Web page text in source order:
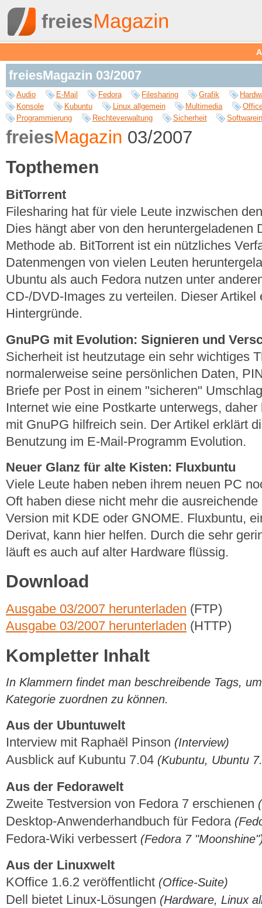
freiesMagazin 03/2007
Audio E-Mail Fedora Filesharing Grafik
Konsole
Kubuntu Linux allgemein Multimedia
Programmierung
Rechteverwaltung Sicherheit
freiesMagazin 03/2007
Topthemen
BitTorrent
Filesharing hat für viele Leute inzwischen
Dies hängt aber von den heruntergeladenen
Methode ab. BitTorrent ist ein nützliches
Datenmengen von vielen Leuten
Ubuntu als auch Fedora nutzen unter
CD-/DVD-Images zu verteilen. Dieser Artikel
Hintergründe.
GnuPG mit Evolution: Signieren und
Sicherheit ist heutzutage ein sehr wichtiges
normalerweise seine persönlichen Daten,
Briefe per Post in einem "sicheren"
Internet wie eine Postkarte unterwegs,
mit GnuPG hilfreich sein. Der Artikel erklärt
Benutzung im E-Mail-Programm Evolution.
Neuer Glanz für alte Kisten: Fluxbuntu
Viele Leute haben neben ihrem neuen PC
Oft haben diese nicht mehr die
Version mit KDE oder GNOME. Fluxbuntu,
Derivat, kann hier helfen. Durch die sehr
läuft es auch auf alter Hardware flüssig.
Download
Ausgabe 03/2007 herunterladen (FTP)
Ausgabe 03/2007 herunterladen (HTTP)
Kompletter Inhalt
In Klammern findet man beschreibende Tags,
Kategorie zuordnen zu können.
Aus der Ubuntuwelt
Interview mit Raphaël Pinson (Interview)
Ausblick auf Kubuntu 7.04 (Kubuntu, Ubuntu
Aus der Fedorawelt
Zweite Testversion von Fedora 7 erschienen
Desktop-Anwenderhandbuch für Fedora
Fedora-Wiki verbessert (Fedora 7
Aus der Linuxwelt
KOfﬁce 1.6.2 veröffentlicht (Office-Suite)
Dell bietet Linux-Lösungen (Hardware, Linux